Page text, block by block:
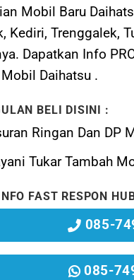
Mobil Baru
Kediri, Trenggalek,
Dapatkan Info
Daihatsu .
BELI DISINI :
Ringan Dan DP
Tukar Tambah
FAST RESPON
085-
085-